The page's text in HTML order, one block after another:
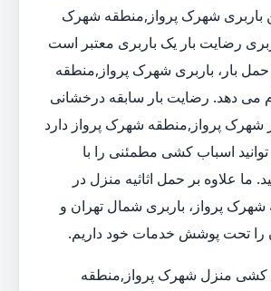
باربری شهرک پرواز,منطقه شهرک
رضایت بار یک باربری معتبر است
بار، باربری شهرک پرواز,منطقه
می دهد. رضایت بار سابقه درخشانی
شهرک پرواز,منطقه شهرک پرواز دارد
اسباب کشی مطمئنی را با
ما علاوه بر حمل اثاثیه منزل در
پرواز، باربری شمال تهران و
را تحت پوشش خدمات خود داریم.
کشی منزل شهرک پرواز,منطقه